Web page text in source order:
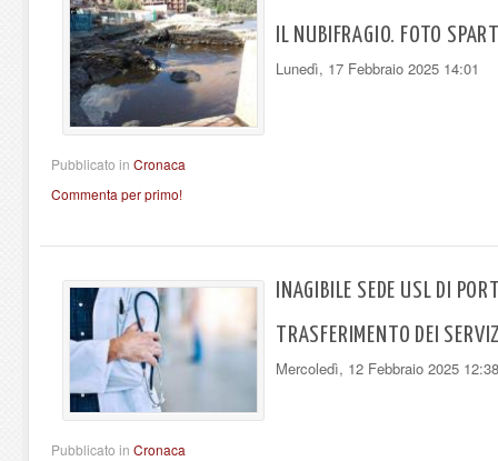
IL NUBIFRAGIO. FOTO
Lunedì, 17 Febbraio 2025 14:01
Pubblicato in Cronaca
Commenta per primo!
INAGIBILE SEDE USL DI
TRASFERIMENTO DEI
Mercoledì, 12 Febbraio 2025 12:38
Pubblicato in Cronaca